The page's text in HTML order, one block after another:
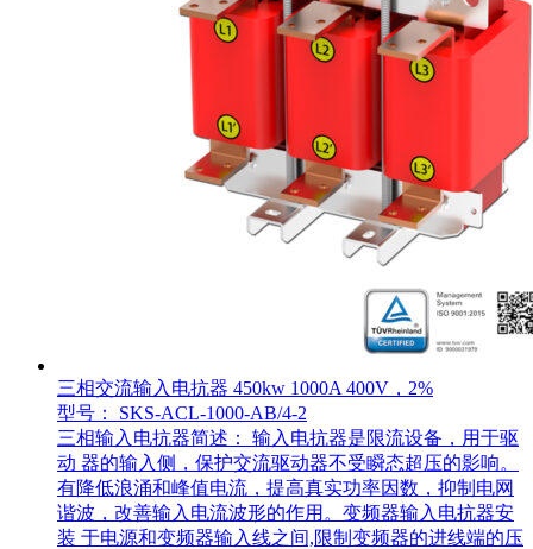
三相交流输入电抗器 450kw 1000A 400V，2%
型号： SKS-ACL-1000-AB/4-2
三相输入电抗器简述： 输入电抗器是限流设备，用于驱
动 器的输入侧，保护交流驱动器不受瞬态超压的影响。
有降低浪涌和峰值电流，提高真实功率因数，抑制电网
谐波，改善输入电流波形的作用。变频器输入电抗器安
装 于电源和变频器输入线之间,限制变频器的进线端的压